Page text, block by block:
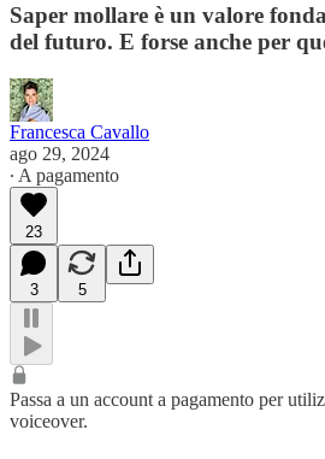
Saper mollare è un valore
del futuro. E forse anche per
Francesca Cavallo
ago 29, 2024
∙ A pagamento
23
3 5
Passa a un account a pagamento per
voiceover.